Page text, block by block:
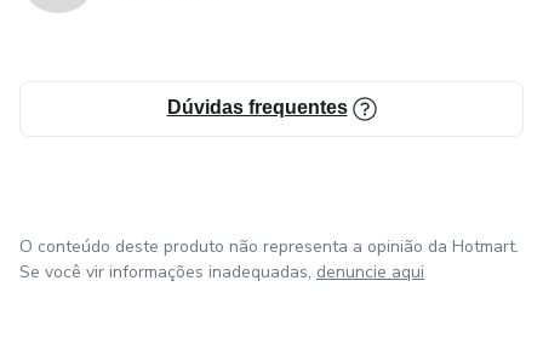
Dúvidas frequentes
O conteúdo deste produto não representa a opinião da Hotmart.
Se você vir informações inadequadas, denuncie aqui